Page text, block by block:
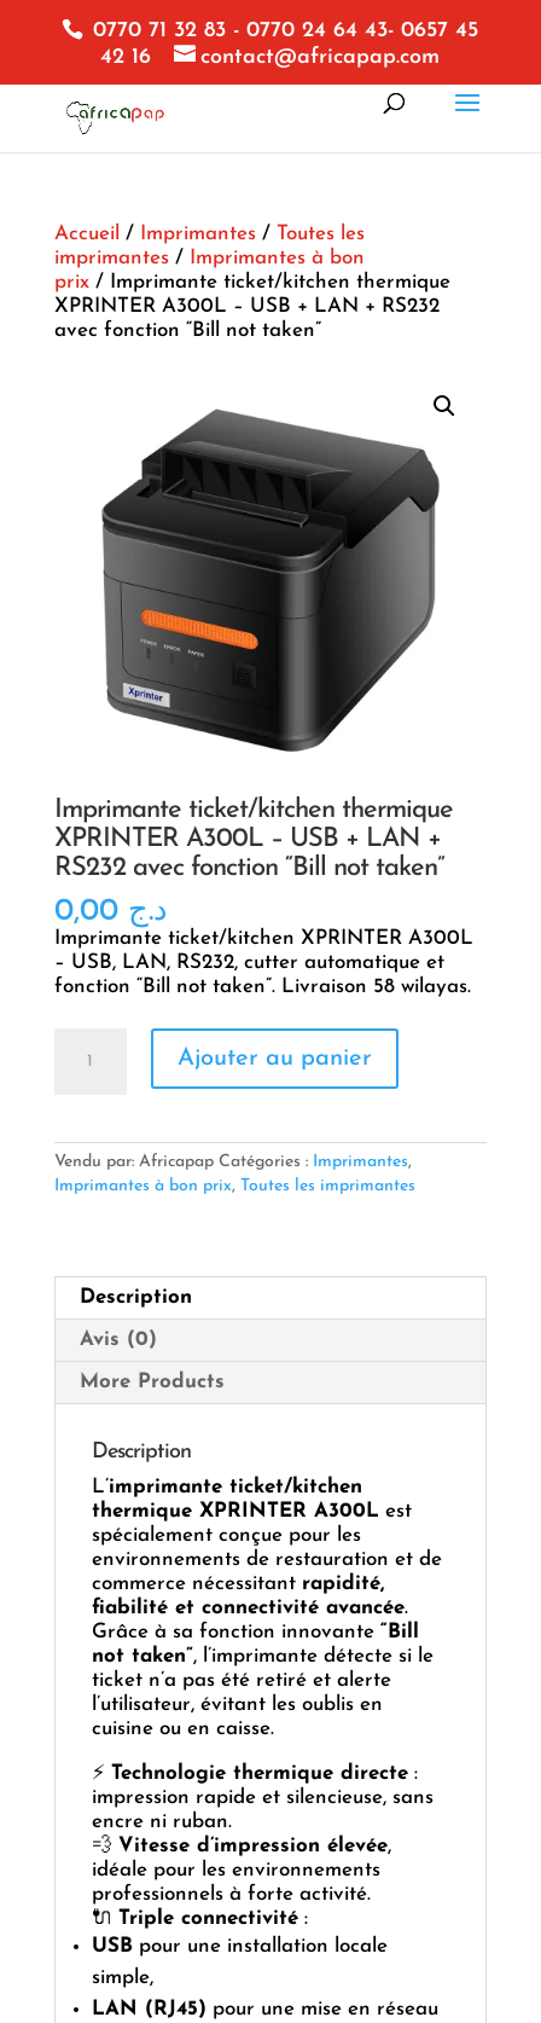
0770 71 32 83 - 0770 24 64 43- 0657 45
42 16
contact@africapap.com
Accueil / Imprimantes/ Toutes les
imprimantes/
Imprimantes à bon
prix/ Imprimante ticket/kitchen thermique
XPRINTER A300L – USB + LAN + RS232
avec fonction “Bill not taken”
Imprimante ticket/kitchen thermique
XPRINTER A300L – USB + LAN +
RS232 avec fonction “Bill not taken”
د.ج 0,00
Imprimante ticket/kitchen XPRINTER A300L
– USB, LAN, RS232, cutter automatique et
fonction “Bill not taken”. Livraison 58 wilayas.
Imprimante
XPRINTER
A300L
LAN
RS232
fonction
“Bill
taken”
Ajouter au panier
Vendu par: Africapap Catégories : Imprimantes,
Imprimantes à bon prix, Toutes les imprimantes
Description
Avis (0)
More Products
Description
L’imprimante ticket/kitchen
thermique XPRINTER A300L est
spécialement conçue pour les
environnements de restauration et de
commerce nécessitant rapidité,
fiabilité et connectivité avancée.
Grâce à sa fonction innovante “Bill
not taken”, l’imprimante détecte si le
ticket n’a pas été retiré et alerte
l’utilisateur, évitant les oublis en
cuisine ou en caisse.
⚡ Technologie thermique directe:
impression rapide et silencieuse, sans
encre ni ruban.
💨 Vitesse d’impression élevée,
idéale pour les environnements
professionnels à forte activité.
🔌 Triple connectivité:
USBpour une installation locale
simple,
LAN (RJ45) pour une mise en réseau